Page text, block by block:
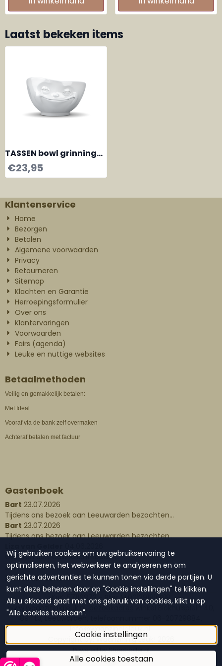
Laatst bekeken items
TASSEN bowl grinning
500 ml
€23,95
Klantenservice
Home
Bezorgen
Betalen
Algemene voorwaarden
Privacy
Retourneren
Sitemap
Klachten en Garantie
Herroepingsformulier
Over ons
Klantervaringen
Voorwaarden
Fairs (agenda)
Leuke en nuttige websites
Betaalmethoden
Veilig en gemakkelijk betalen:
Met Ideal
Vooraf via de bank zelf overmaken
Achteraf betalen met factuur
Gastenboek
Bart 23.07.2026
Tijdens ons bezoek aan Leeuwarden bezochten...
Bart 23.07.2026
Tijdens ons bezoek aan Leeuwarden bezochten...
Gisteren een waxinelichthouder...
Plaats een bericht
Lees alle berichten
KvK: 57116873 - Btw: NL001391816B18
www.waanzinnigleuk.nl,
bezoekadres
winkel Blokhuisplein 40,
8911 LJ, Leeuwarden, telefoonnummer 06-20729884,
info@waanzinnigleuk.nl
Copyright by: Waanzinnig Leuk!
Powered by Shoptrader.nl
Wij gebruiken cookies om uw gebruikservaring te
optimaliseren, het webverkeer te analyseren en om
gerichte advertenties te kunnen tonen via derde partijen. U
kunt deze beheren door op "Cookie instellingen" te klikken.
Als u akkoord gaat met ons gebruik van cookies, klikt u op
"Alle cookies toestaan".
Cookie instellingen
Alle cookies toestaan